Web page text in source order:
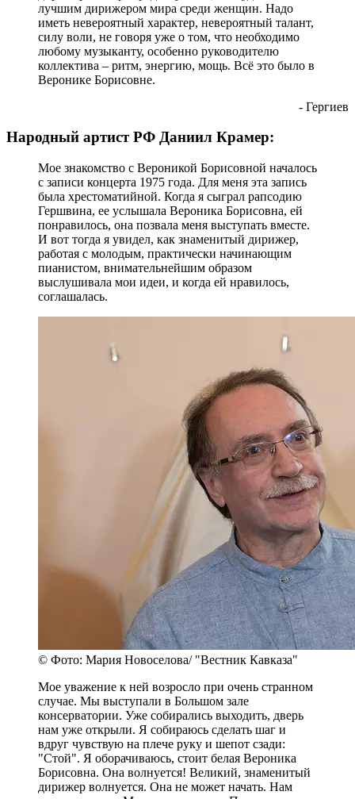
лучшим дирижером мира среди женщин. Надо
иметь невероятный характер, невероятный талант,
силу воли, не говоря уже о том, что необходимо
любому музыканту, особенно руководителю
коллектива – ритм, энергию, мощь. Всё это было в
Веронике Борисовне.
- Гергиев
Народный артист РФ Даниил Крамер:
Мое знакомство с Вероникой Борисовной началось
с записи концерта 1975 года. Для меня эта запись
была хрестоматийной. Когда я сыграл рапсодию
Гершвина, ее услышала Вероника Борисовна, ей
понравилось, она позвала меня выступать вместе.
И вот тогда я увидел, как знаменитый дирижер,
работая с молодым, практически начинающим
пианистом, внимательнейшим образом
выслушивала мои идеи, и когда ей нравилось,
соглашалась.
© Фото: Мария Новоселова/ "Вестник Кавказа"
Мое уважение к ней возросло при очень странном
случае. Мы выступали в Большом зале
консерватории. Уже собирались выходить, дверь
нам уже открыли. Я собираюсь сделать шаг и
вдруг чувствую на плече руку и шепот сзади:
"Стой". Я оборачиваюсь, стоит белая Вероника
Борисовна. Она волнуется! Великий, знаменитый
дирижер волнуется. Она не может начать. Нам